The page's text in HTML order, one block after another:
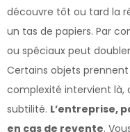
découvre tôt ou tard la
un tas de papiers. Par
ou spéciaux peut
Certains objets
complexité intervient là,
subtilité. L’entreprise,
en cas de revente.